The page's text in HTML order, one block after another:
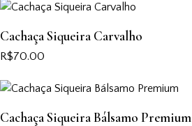
Cachaça Siqueira Carvalho
R$70.00
Cachaça Siqueira Bálsamo Premium